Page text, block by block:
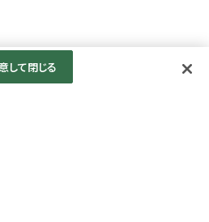
用パート・アルバイト採用
して閉じる